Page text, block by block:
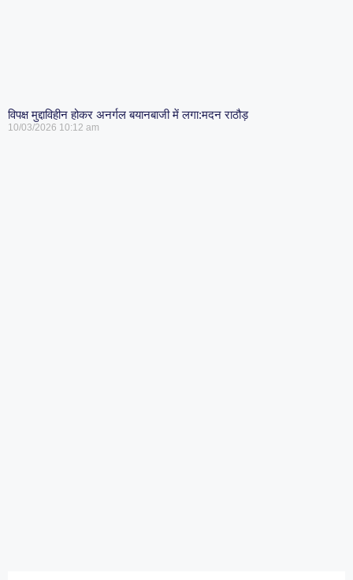
विपक्ष मुद्दाविहीन होकर अनर्गल बयानबाजी में लगा:मदन राठौड़
10/03/2026 10:12 am